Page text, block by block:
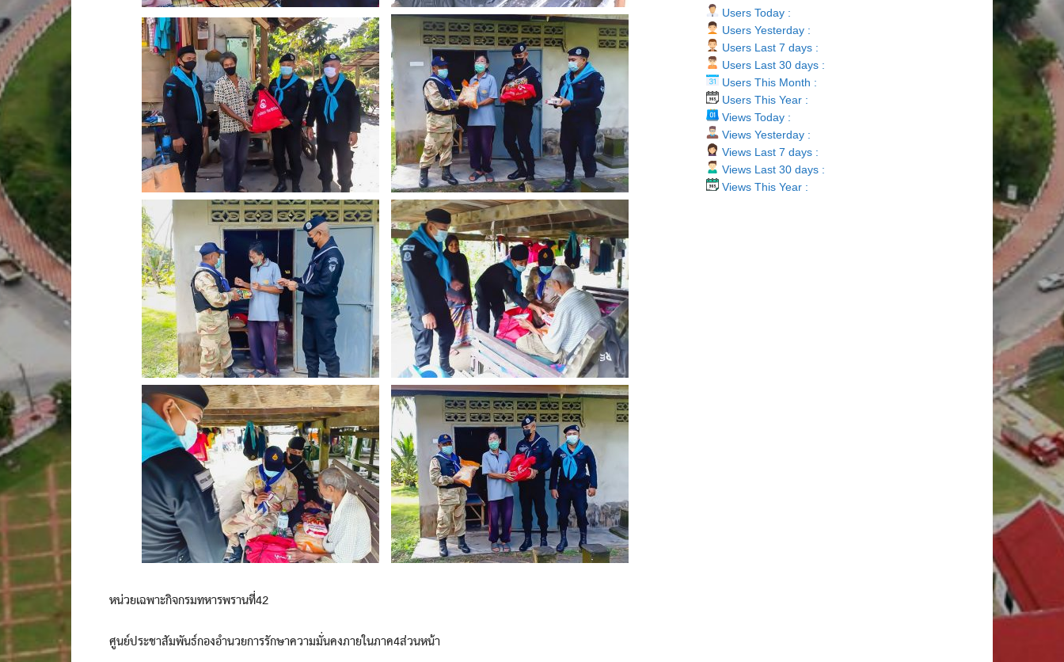
หน่วยเฉพาะกิจกรมทหารพรานที่42
ศูนย์ประชาสัมพันธ์กองอำนวยการรักษาความมั่นคงภายในภาค4ส่วนหน้า
Users Today :
Users Yesterday :
Users Last 7 days :
Users Last 30 days :
Users This Month :
Users This Year :
Views Today :
Views Yesterday :
Views Last 7 days :
Views Last 30 days :
Views This Year :